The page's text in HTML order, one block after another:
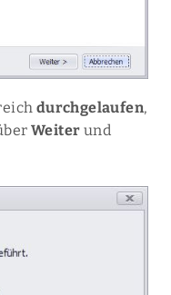
durchgelaufen,
Weiter und